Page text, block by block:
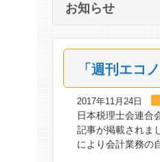
お知らせ
「週刊エコ
2017年11月24日
日本税理士会連合
記事が掲載されま
により会計業務の